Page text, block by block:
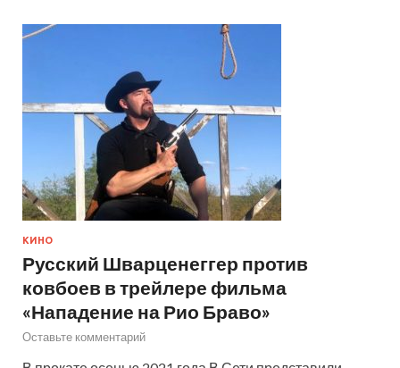
КИНО
Русский Шварценеггер против
ковбоев в трейлере фильма
«Нападение на Рио Браво»
Оставьте комментарий